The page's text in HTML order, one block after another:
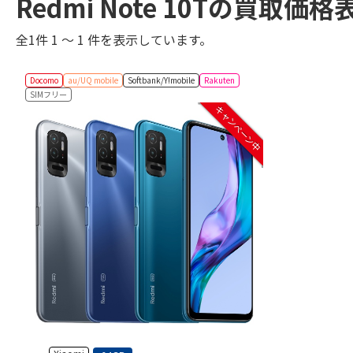
全1件 1 ～ 1 件を表示しています。
Docomo au/UQ mobile Softbank/Y!mobile
Rakuten
SIMフリー
キャンペーン中